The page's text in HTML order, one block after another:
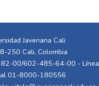
Javeriana Cali
250 Cali, Colombia
00/602-485-64-00 - Línea
01-8000-180556